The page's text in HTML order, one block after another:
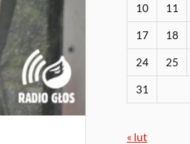
10 11
17 18
24 25
31
« lut